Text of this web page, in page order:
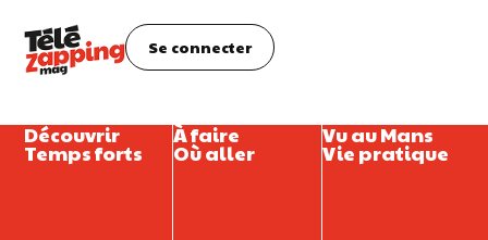
Se connecter
Découvrir
Temps forts
À faire
Où aller
Vu au Mans
Vie pratique